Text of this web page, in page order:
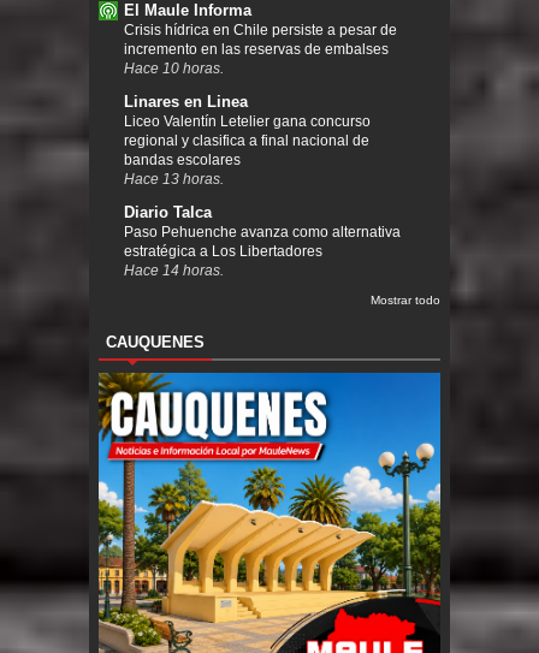
El Maule Informa
Crisis hídrica en Chile persiste a pesar de
incremento en las reservas de embalses
Hace 10 horas.
Linares en Linea
Liceo Valentín Letelier gana concurso
regional y clasifica a final nacional de
bandas escolares
Hace 13 horas.
Diario Talca
Paso Pehuenche avanza como alternativa
estratégica a Los Libertadores
Hace 14 horas.
Mostrar todo
CAUQUENES